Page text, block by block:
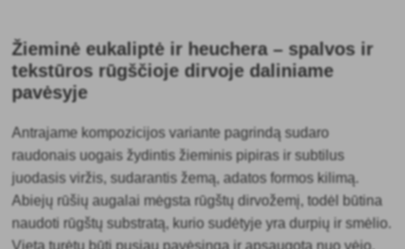
Žieminė eukaliptė ir heuchera – spalvos ir
tekstūros rūgščioje dirvoje daliniame
pavėsyje
Antrajame kompozicijos variante pagrindą sudaro
raudonais uogais žydintis žieminis pipiras ir subtilus
juodasis viržis, sudarantis žemą, adatos formos kilimą.
Abiejų rūšių augalai mėgsta rūgštų dirvožemį, todėl būtina
naudoti rūgštų substratą, kurio sudėtyje yra durpių ir smėlio.